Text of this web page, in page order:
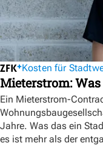
Kosten für
Mieterstrom:
Ein Mieterstrom-
Jahre. Was das ein
es ist mehr als der